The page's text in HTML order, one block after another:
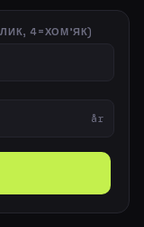
4=ХОМ'ЯК)
år